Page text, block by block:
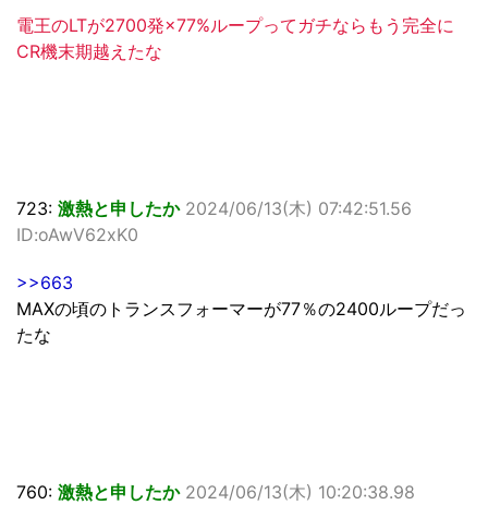
電王のLTが2700発×77%ループってガチならもう完全に
CR機末期越えたな
723: 激熱と申したか 2024/06/13(木) 07:42:51.56
ID:oAwV62xK0
>>663
MAXの頃のトランスフォーマーが77％の2400ループだっ
たな
760: 激熱と申したか 2024/06/13(木) 10:20:38.98